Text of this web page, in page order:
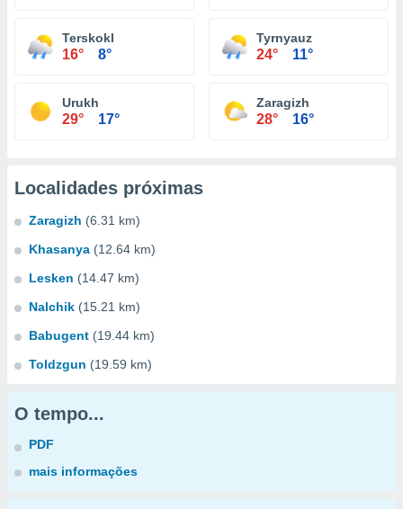
Terskokl
16° 8°
Tyrnyauz
24° 11°
Urukh
29° 17°
Zaragizh
28° 16°
Localidades próximas
Zaragizh (6.31 km)
Khasanya (12.64 km)
Lesken (14.47 km)
Nalchik (15.21 km)
Babugent (19.44 km)
Toldzgun (19.59 km)
O tempo...
PDF
mais informações